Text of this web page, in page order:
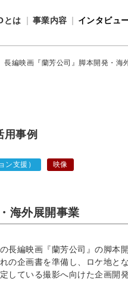
とは
VIPOとは
事業内容
インタビュ
長編映画『蘭芳公司』脚本開発・海
用事例
ン支援） 映像
海外展開事業
長編映画『蘭芳公司』の脚本
の企画書を準備し、ロケ地と
している撮影へ向けた企画開